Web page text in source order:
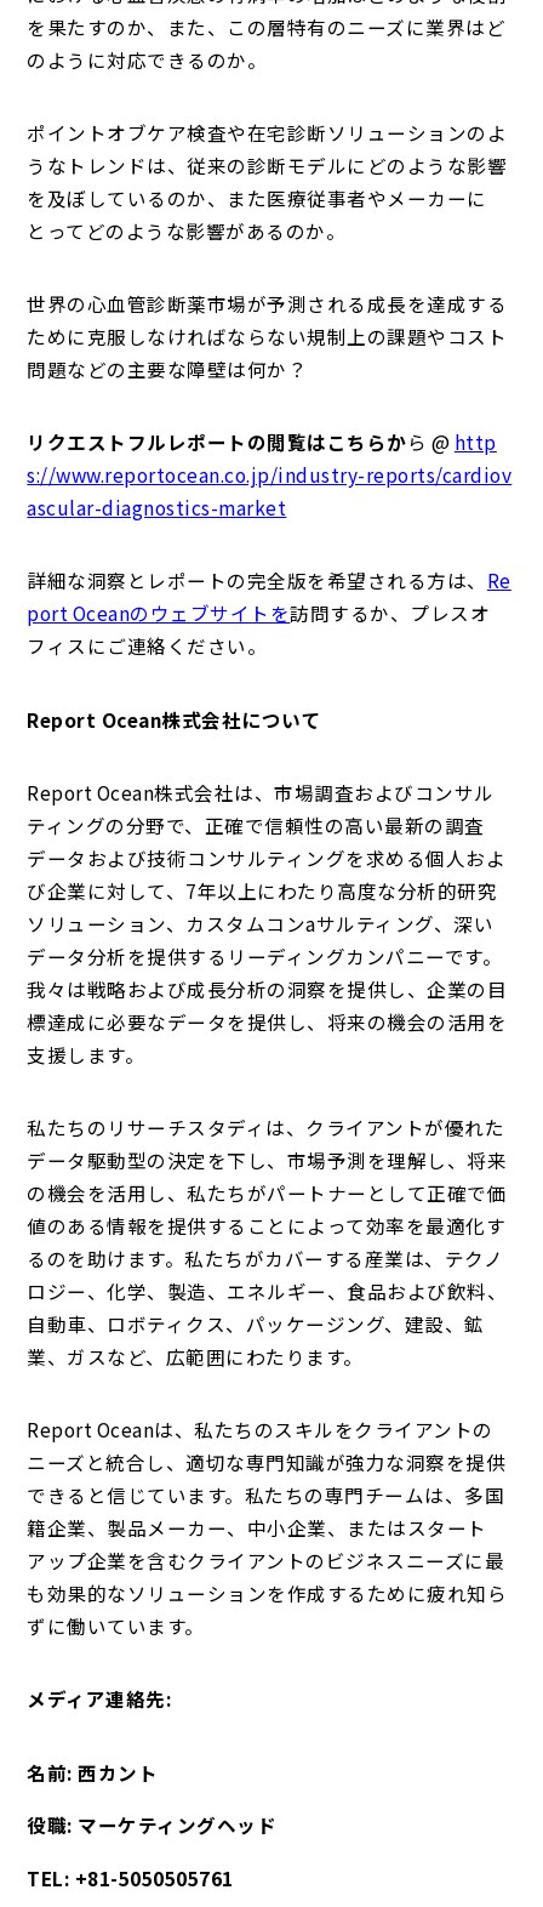
を果たすのか、また、この層特有のニーズに業界はど
のように対応できるのか。
ポイントオブケア検査や在宅診断ソリューションのよ
うなトレンドは、従来の診断モデルにどのような影響
を及ぼしているのか、また医療従事者やメーカーに
とってどのような影響があるのか。
世界の心血管診断薬市場が予測される成長を達成する
ために克服しなければならない規制上の課題やコスト
問題などの主要な障壁は何か？
リクエストフルレポートの閲覧はこちらから @ http
s://www.reportocean.co.jp/industry-reports/cardiov
ascular-diagnostics-market
詳細な洞察とレポートの完全版を希望される方は、 Re
port Oceanのウェブサイトを訪問するか、プレスオ
フィスにご連絡ください。
Report Ocean株式会社について
Report Ocean株式会社は、市場調査およびコンサル
ティングの分野で、正確で信頼性の高い最新の調査
データおよび技術コンサルティングを求める個人およ
び企業に対して、7年以上にわたり高度な分析的研究
ソリューション、カスタムコンaサルティング、深い
データ分析を提供するリーディングカンパニーです。
我々は戦略および成長分析の洞察を提供し、企業の目
標達成に必要なデータを提供し、将来の機会の活用を
支援します。
私たちのリサーチスタディは、クライアントが優れた
データ駆動型の決定を下し、市場予測を理解し、将来
の機会を活用し、私たちがパートナーとして正確で価
値のある情報を提供することによって効率を最適化す
るのを助けます。私たちがカバーする産業は、テクノ
ロジー、化学、製造、エネルギー、食品および飲料、
自動車、ロボティクス、パッケージング、建設、鉱
業、ガスなど、広範囲にわたります。
Report Oceanは、私たちのスキルをクライアントの
ニーズと統合し、適切な専門知識が強力な洞察を提供
できると信じています。私たちの専門チームは、多国
籍企業、製品メーカー、中小企業、またはスタート
アップ企業を含むクライアントのビジネスニーズに最
も効果的なソリューションを作成するために疲れ知ら
ずに働いています。
メディア連絡先:
名前: 西カント
役職: マーケティングヘッド
TEL: +81-5050505761